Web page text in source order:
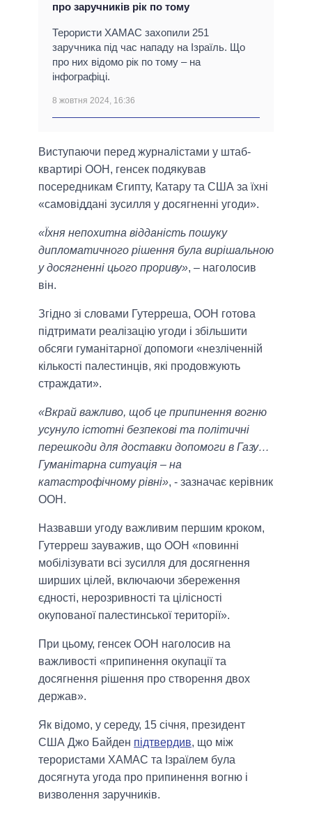
про заручників рік по тому
Терористи ХАМАС захопили 251
заручника під час нападу на Ізраїль. Що
про них відомо рік по тому – на
інфографіці.
8 жовтня 2024, 16:36
Виступаючи перед журналістами у штаб-
квартирі ООН, генсек подякував
посередникам Єгипту, Катару та США за їхні
«самовіддані зусилля у досягненні угоди».
«Їхня непохитна відданість пошуку
дипломатичного рішення була вирішальною
у досягненні цього прориву», – наголосив
він.
Згідно зі словами Гутерреша, ООН готова
підтримати реалізацію угоди і збільшити
обсяги гуманітарної допомоги «незліченній
кількості палестинців, які продовжують
страждати».
«Вкрай важливо, щоб це припинення вогню
усунуло істотні безпекові та політичні
перешкоди для доставки допомоги в Газу…
Гуманітарна ситуація – на
катастрофічному рівні», - зазначає керівник
ООН.
Назвавши угоду важливим першим кроком,
Гутерреш зауважив, що ООН «повинні
мобілізувати всі зусилля для досягнення
ширших цілей, включаючи збереження
єдності, нерозривності та цілісності
окупованої палестинської території».
При цьому, генсек ООН наголосив на
важливості «припинення окупації та
досягнення рішення про створення двох
держав».
Як відомо, у середу, 15 січня, президент
США Джо Байден підтвердив, що між
терористами ХАМАС та Ізраїлем була
досягнута угода про припинення вогню і
визволення заручників.